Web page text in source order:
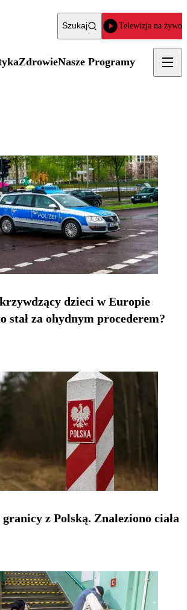
Szukaj Telewizja na żywo
ZdrowieNasze Programy
dzieci w Europie
stał za ohydnym procederem?
z Polską. Znaleziono ciała